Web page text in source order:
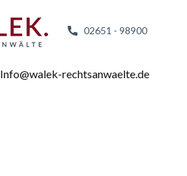
02651 - 98900
Info@walek-rechtsanwaelte.de